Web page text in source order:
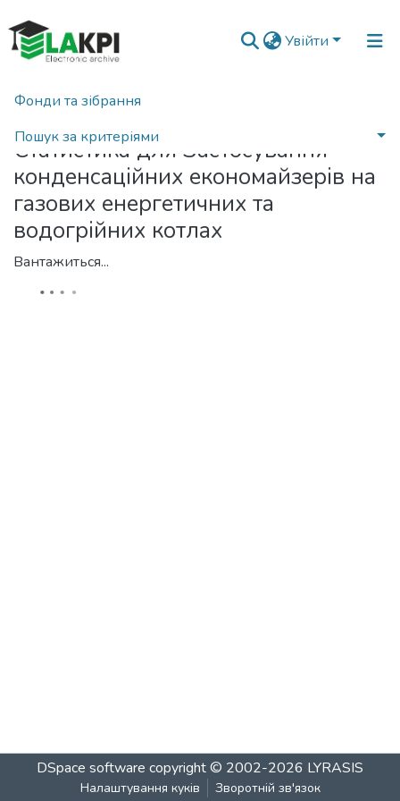
Увійти
Фонди та зібрання
Пошук за критеріями
Головна Статистика
Статистика для Застосування
конденсаційних економайзерів на
газових енергетичних та
водогрійних котлах
Вантажиться...
DSpace software copyright © 2002-2026 LYRASIS
Налаштування куків Зворотній зв'язок